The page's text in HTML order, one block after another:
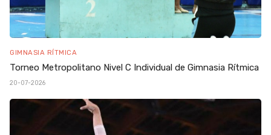
GIMNASIA RÍTMICA
Torneo Metropolitano Nivel C Individual de Gimnasia Rítmica
20-07-2026